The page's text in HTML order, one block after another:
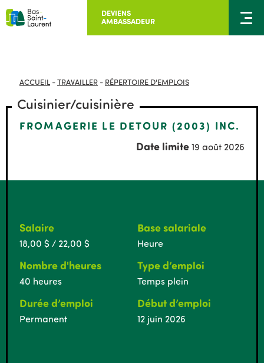
DEVIENS
AMBASSADEUR
ACCUEIL -TRAVAILLER- RÉPERTOIRE D'EMPLOIS
Cuisinier/cuisinière
FROMAGERIE LE DETOUR (2003) INC.
Date limite 19 août 2026
Salaire
18,00 $ / 22,00 $
Base salariale
Heure
Nombre d'heures
40 heures
Type d’emploi
Temps plein
Durée d’emploi
Permanent
Début d’emploi
12 juin 2026